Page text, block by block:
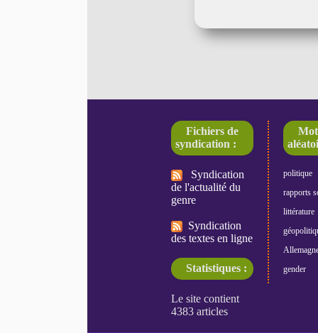
Fichiers de
syndication :
Syndication
de l'actualité du
genre
Syndication
des textes en ligne
Statistiques :
politique
rapports
littérature
gender